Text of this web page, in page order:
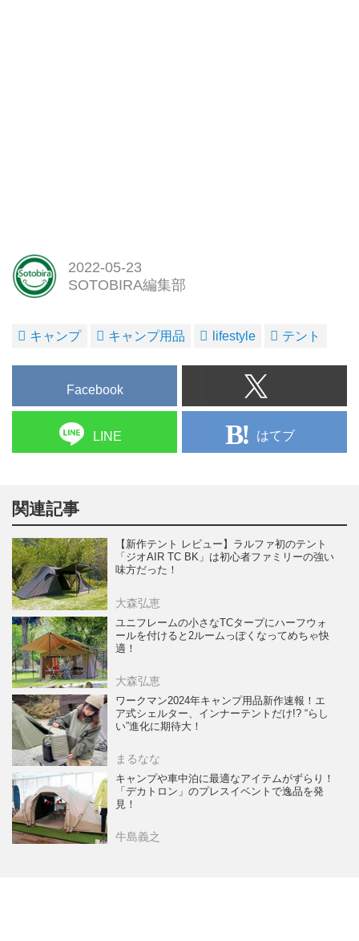
2022-05-23
SOTOBIRA編集部
キャンプ キャンプ用品 lifestyle テント
Facebook
LINE はてブ
関連記事
【新作テント レビュー】ラルファ初のテント
「ジオAIR TC BK」は初心者ファミリーの強い
味方だった！
大森弘恵
ユニフレームの小さなTCタープにハーフウォ
ールを付けると2ルームっぽくなってめちゃ快
適！
大森弘恵
ワークマン2024年キャンプ用品新作速報！エ
ア式シェルター、インナーテントだけ!? “らし
い”進化に期待大！
まるなな
キャンプや車中泊に最適なアイテムがずらり！
「デカトロン」のプレスイベントで逸品を発
見！
牛島義之